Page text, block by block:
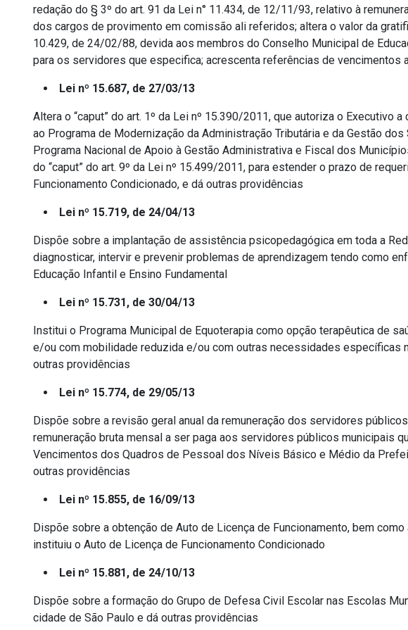
redação do § 3º do art. 91 da Lei n° 11.434, de 12/11/93, relativo à
dos cargos de provimento em comissão ali referidos; altera o valor da
10.429, de 24/02/88, devida aos membros do Conselho Municipal de
para os servidores que especifica; acrescenta referências de vencimentos
Lei nº 15.687, de 27/03/13
Altera o “caput” do art. 1º da Lei nº 15.390/2011, que autoriza o Executivo
ao Programa de Modernização da Administração Tributária e da Gestão
Programa Nacional de Apoio à Gestão Administrativa e Fiscal dos
do “caput” do art. 9º da Lei nº 15.499/2011, para estender o prazo de
Funcionamento Condicionado, e dá outras providências
Lei nº 15.719, de 24/04/13
Dispõe sobre a implantação de assistência psicopedagógica em toda a
diagnosticar, intervir e prevenir problemas de aprendizagem tendo como
Educação Infantil e Ensino Fundamental
Lei nº 15.731, de 30/04/13
Institui o Programa Municipal de Equoterapia como opção terapêutica de
e/ou com mobilidade reduzida e/ou com outras necessidades específicas
outras providências
Lei nº 15.774, de 29/05/13
Dispõe sobre a revisão geral anual da remuneração dos servidores
remuneração bruta mensal a ser paga aos servidores públicos municipais
Vencimentos dos Quadros de Pessoal dos Níveis Básico e Médio da
outras providências
Lei nº 15.855, de 16/09/13
Dispõe sobre a obtenção de Auto de Licença de Funcionamento, bem
instituiu o Auto de Licença de Funcionamento Condicionado
Lei nº 15.881, de 24/10/13
Dispõe sobre a formação do Grupo de Defesa Civil Escolar nas Escolas
cidade de São Paulo e dá outras providências